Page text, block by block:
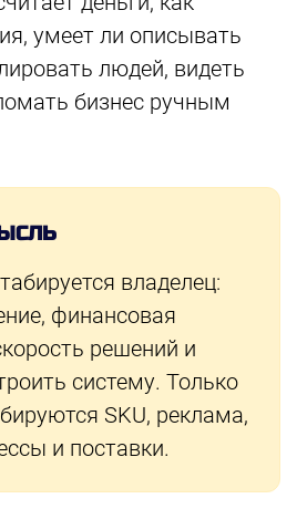
умеет ли описывать
людей, видеть
бизнес ручным
владелец:
финансовая
решений и
систему. Только
SKU, реклама,
и поставки.